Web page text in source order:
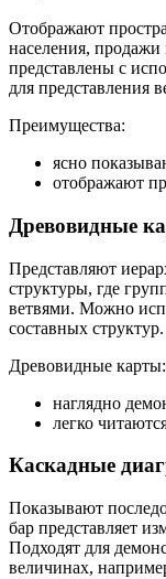
Отображают
населения, продажи
представлены с
для представления
Преимущества:
ясно
отображают
Древовидные
Представляют
структуры, где
ветвями. Можно
составных структур.
Древовидные карты:
наглядно
легко
Каскадные
Показывают
бар представляет
Подходят для
величинах,